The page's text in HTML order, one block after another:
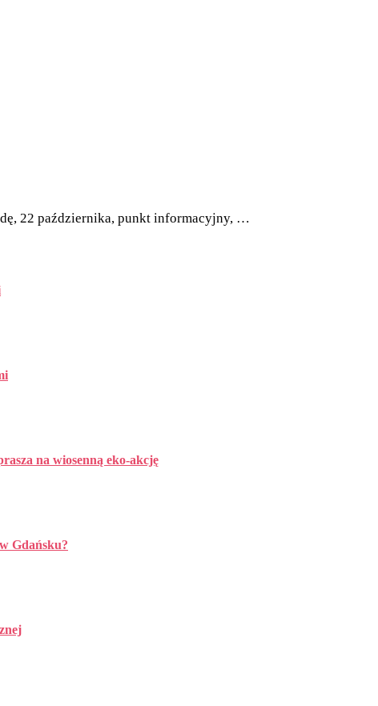
22 października, punkt informacyjny, …
na wiosenną eko-akcję
Gdańsku?